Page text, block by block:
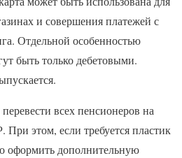
и совершения платежей с
Отдельной особенностью
быть только дебетовыми.
всех пенсионеров на
этом, если требуется пластик
оформить дополнительную